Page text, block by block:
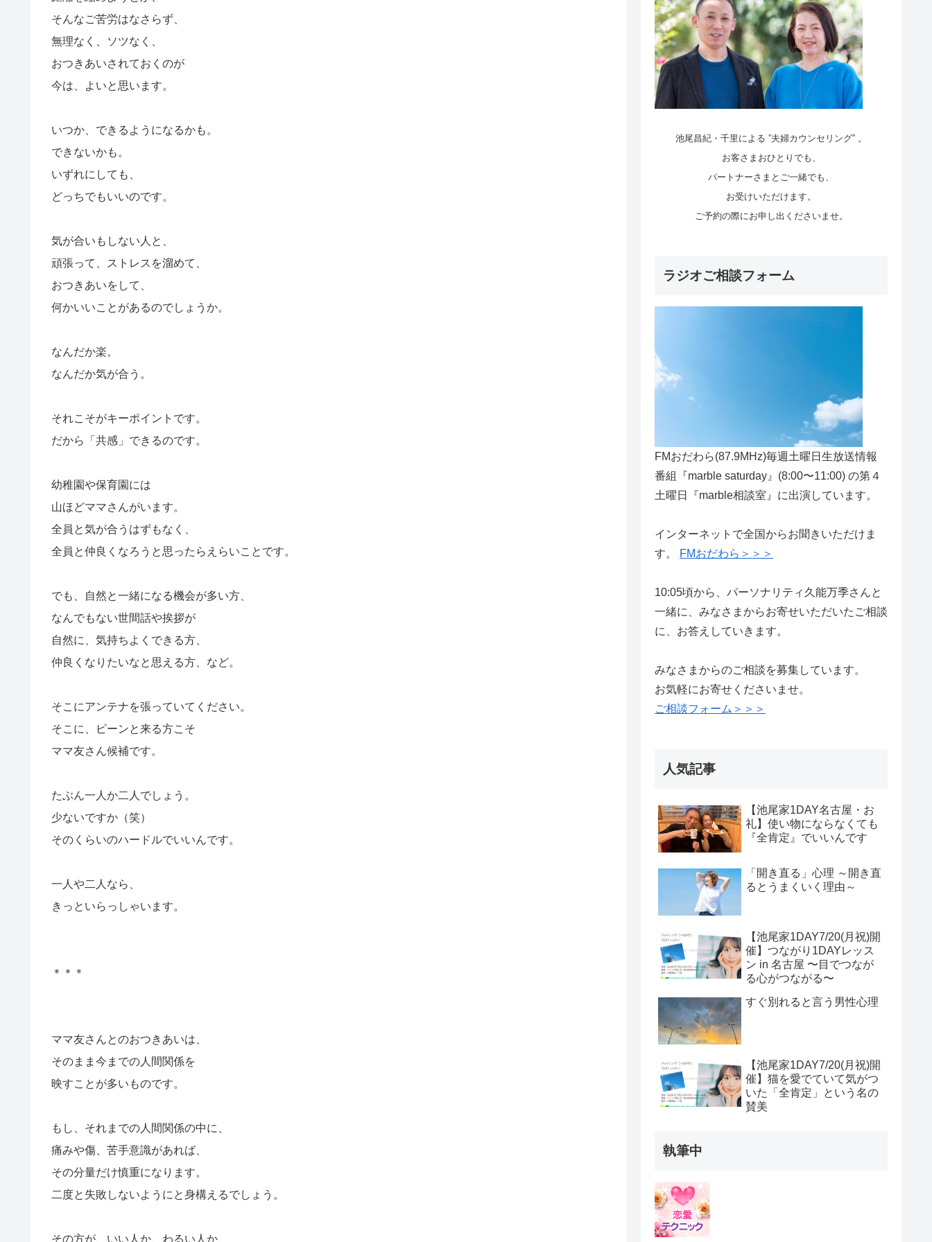
そんなご苦労はなさらず、
無理なく、ソツなく、
おつきあいされておくのが
今は、よいと思います。
いつか、できるようになるかも。
できないかも。
いずれにしても、
どっちでもいいのです。
気が合いもしない人と、
頑張って、ストレスを溜めて、
おつきあいをして、
何かいいことがあるのでしょうか。
なんだか楽。
なんだか気が合う。
それこそがキーポイントです。
だから「共感」できるのです。
幼稚園や保育園には
山ほどママさんがいます。
全員と気が合うはずもなく、
全員と仲良くなろうと思ったらえらいことです。
でも、自然と一緒になる機会が多い方、
なんでもない世間話や挨拶が
自然に、気持ちよくできる方、
仲良くなりたいなと思える方、など。
そこにアンテナを張っていてください。
そこに、ピーンと来る方こそ
ママ友さん候補です。
たぶん一人か二人でしょう。
少ないですか（笑）
そのくらいのハードルでいいんです。
一人や二人なら、
きっといらっしゃいます。
＊＊＊
ママ友さんとのおつきあいは、
そのまま今までの人間関係を
映すことが多いものです。
もし、それまでの人間関係の中に、
痛みや傷、苦手意識があれば、
その分量だけ慎重になります。
二度と失敗しないようにと身構えるでしょう。
その方が、いい人か、わるい人か、
池尾昌紀・千里による ”夫婦カウンセリング” 。
お客さまおひとりでも、
パートナーさまとご一緒でも、
お受けいただけます。
ご予約の際にお申し出くださいませ。
ラジオご相談フォーム
FMおだわら(87.9MHz)毎週土曜日生放送情報
番組『marble saturday』(8:00〜11:00) の第４
土曜日『marble相談室』に出演しています。
インターネットで全国からお聞きいただけま
す。
FMおだわら＞＞＞
10:05頃から、パーソナリティ久能万季さんと
一緒に、みなさまからお寄せいただいたご相談
に、お答えしていきます。
みなさまからのご相談を募集しています。
お気軽にお寄せくださいませ。
ご相談フォーム＞＞＞
人気記事
【池尾家1DAY名古屋・お
礼】使い物にならなくても
『全肯定』でいいんです
「開き直る」心理 ～開き直
るとうまくいく理由～
【池尾家1DAY7/20(月祝)開
催】つながり1DAYレッス
ン in 名古屋 〜目でつなが
る心がつながる〜
すぐ別れると言う男性心理
【池尾家1DAY7/20(月祝)開
催】猫を愛でていて気がつ
いた「全肯定」という名の
賛美
執筆中